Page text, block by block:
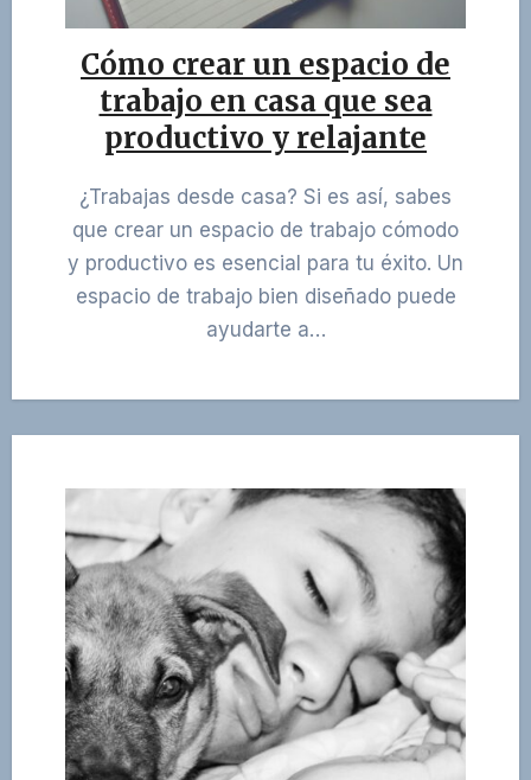
Cómo crear un espacio de
trabajo en casa que sea
productivo y relajante
¿Trabajas desde casa? Si es así, sabes
que crear un espacio de trabajo cómodo
y productivo es esencial para tu éxito. Un
espacio de trabajo bien diseñado puede
ayudarte a…